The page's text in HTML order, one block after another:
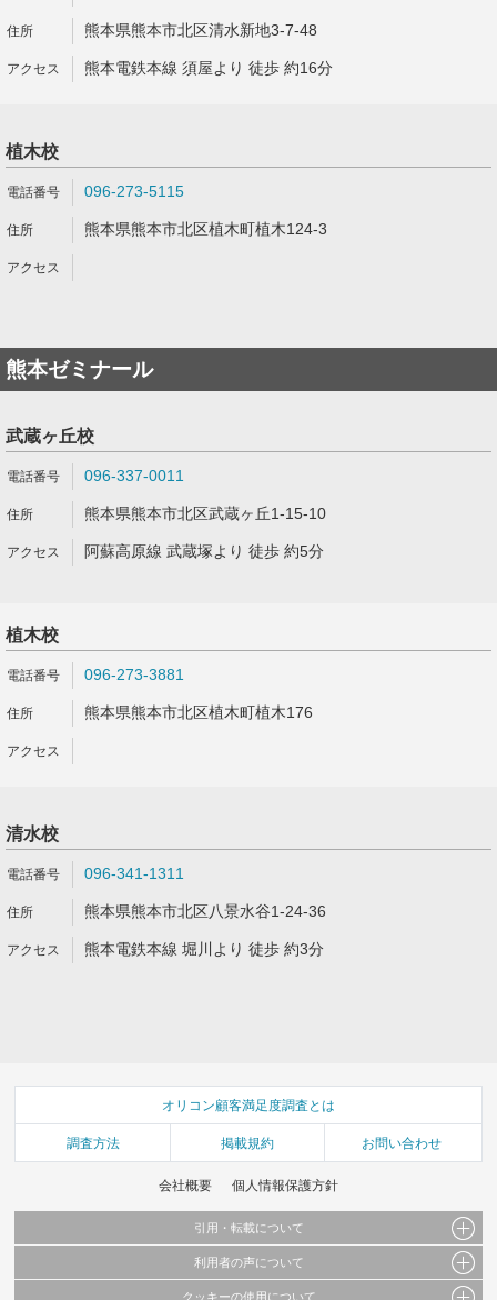
熊本県熊本市北区清水新地3-7-48
熊本電鉄本線 須屋より 徒歩 約16分
植木校
096-273-5115
熊本県熊本市北区植木町植木124-3
熊本ゼミナール
武蔵ヶ丘校
096-337-0011
熊本県熊本市北区武蔵ヶ丘1-15-10
阿蘇高原線 武蔵塚より 徒歩 約5分
植木校
096-273-3881
熊本県熊本市北区植木町植木176
清水校
096-341-1311
熊本県熊本市北区八景水谷1-24-36
熊本電鉄本線 堀川より 徒歩 約3分
オリコン顧客満足度調査とは
調査方法 掲載規約 お問い合わせ
会社概要 個人情報保護方針
引用・転載について
当サイトで公開されている情報（文字、写真、イラスト、画像データ等）及びこれらの配
利用者の声について
クッキーの使用について